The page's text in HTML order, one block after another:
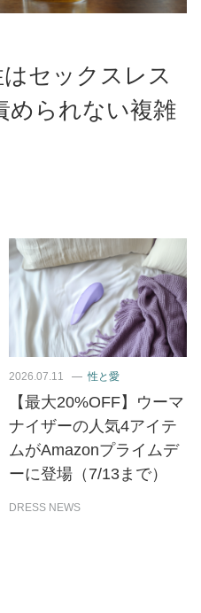
セックスレス
められない複雑
2026.07.11 性と愛
【最大20%OFF】ウーマ
ナイザーの人気4アイテ
ムがAmazonプライムデ
ーに登場（7/13まで）
DRESS NEWS